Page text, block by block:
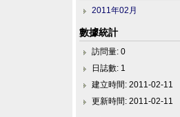
2011年02月
數據統計
訪問量: 0
日誌數: 1
建立時間: 2011-02-11
更新時間: 2011-02-11